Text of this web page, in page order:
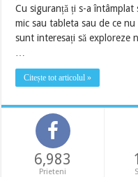
Cu siguranță ți s-a întâmplat
mic sau tableta sau de ce
sunt interesați să exploreze
Citește tot articolul »
6,983
Prieteni